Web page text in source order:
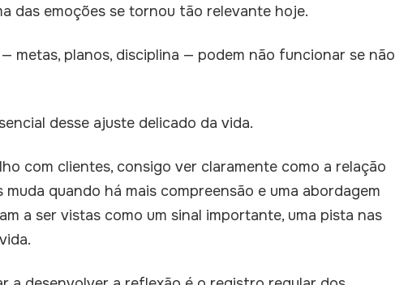
das emoções se tornou tão relevante hoje.
metas, planos, disciplina — podem não funcionar se não
desse ajuste delicado da vida.
com clientes, consigo ver claramente como a relação
muda quando há mais compreensão e uma abordagem
a ser vistas como um sinal importante, uma pista nas